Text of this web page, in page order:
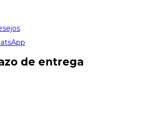
de entrega